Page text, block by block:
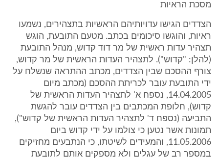
מסכת הראיות
הצדדים הגישו עדויותיהם הראשיות בתצהירים, נשמעו
ראיות, והוגשו סיכומים בכתב. מטעם התובעת, הוגש
תצהיר עדות ראשית של מר דוד קדוש, מנהל התובעת
(להלן: "קדוש"). לתצהיר העדות הראשית של מר קדוש,
צורף ההסכם שבין הצדדים, מכתב ההתראה שנשלח על
ידי התובעת עובר לכריתת ההסכם (מכתב מיום
14.04.2005, נספח א' לתצהיר העדות הראשית של
קדוש), חלופת המכתבים בין הצדדים עובר להגשת
התביעה (נספח ד' לתצהיר העדות הראשית של קדוש"),
תמונות אשר נטען כי צולמו על ידי קדוש ביום
11.05.2006, והמעידים לשיטתו, כי הנתבעים מחזיקים
במספר רב של עגלים ולא מספקים אותם לתובעת